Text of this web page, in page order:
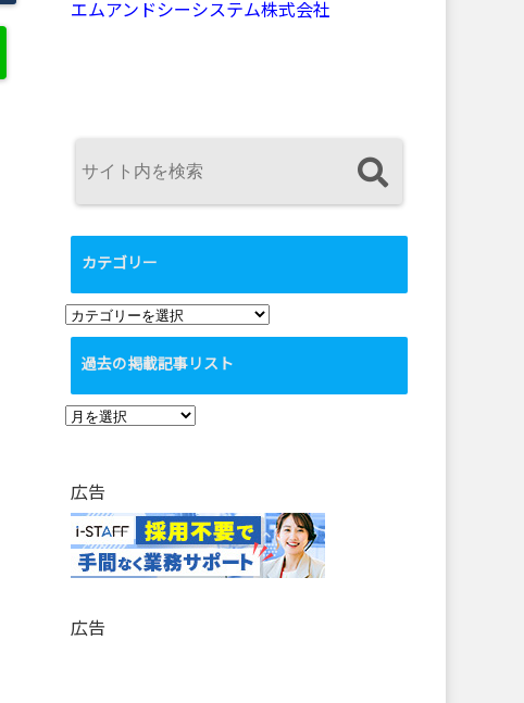
エムアンドシーシステム株式会社
カテゴリー
カ
テ
リ
ー
過去の掲載記事リスト
過
掲
載
記
事
ス
広告
広告